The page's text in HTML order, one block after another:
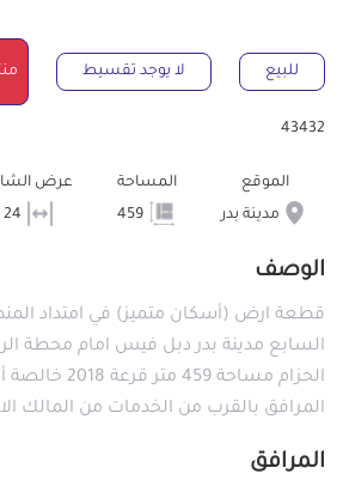
للبيع لا يوجد تقسيط
43432
الموقع
مدينة بدر
المساحة
عرض
24
الوصف
قطعة ارض (أسكان متميز) في امتداد
السابع مدينة بدر دبل فيس امام محطة
الحزام مساحة
المرافق بالقرب من الخدمات من المالك
المرافق